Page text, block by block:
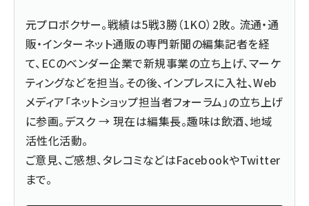
元プロボクサー。戦績は5戦3勝（1KO）2敗。 流通・通
販・インターネット通販の専門新聞の編集記者を経
て、ECのベンダー企業で新規事業の立ち上げ、マーケ
ティングなどを担当。その後、インプレスに入社、Web
メディア「ネットショップ担当者フォーラム」の立ち上げ
に参画。デスク → 現在は編集長。趣味は飲酒、地域
活性化活動。
ご意見、ご感想、タレコミなどはFacebookやTwitter
まで。